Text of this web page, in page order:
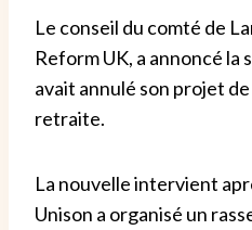
Le conseil du comté de
Reform UK, a annoncé la
avait annulé son projet
retraite.
La nouvelle intervient
Unison a organisé un